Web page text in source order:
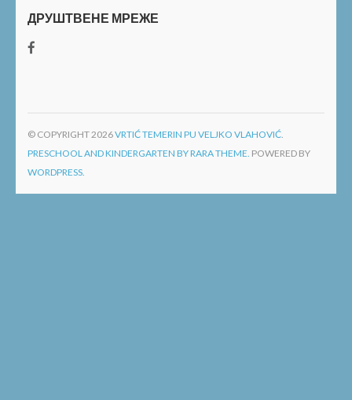
ДРУШТВЕНЕ МРЕЖЕ
© COPYRIGHT 2026VRTIĆ TEMERIN PU VELJKO VLAHOVIĆ
PRESCHOOL AND KINDERGARTEN BY RARA THEME. POWERED BY
WORDPRESS.